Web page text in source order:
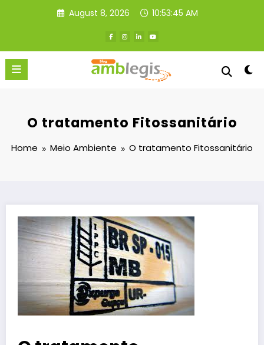
August 8, 2026 10:53:45 AM
O tratamento Fitossanitário
Home Meio Ambiente O tratamento Fitossanitário